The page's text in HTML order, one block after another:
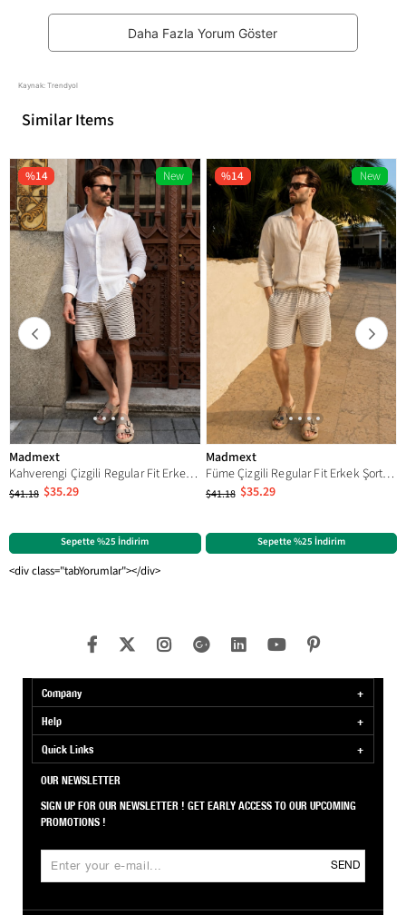
Daha Fazla Yorum Göster
Kaynak: Trendyol
Similar Items
Madmext
Kahverengi Çizgili Regular Fit Erkek Şort E6563
$35.29
$41.18
%14
New
Item
Sepette %25 İndirim
Madmext
Füme Çizgili Regular Fit Erkek Şort E6563
$35.29
$41.18
%14
New
Item
Sepette %25 İndirim
<div class="tabYorumlar"></div>
Company
Help
Quick Links
OUR NEWSLETTER
SIGN UP FOR OUR NEWSLETTER ! GET EARLY ACCESS TO OUR UPCOMING
PROMOTIONS !
SEND